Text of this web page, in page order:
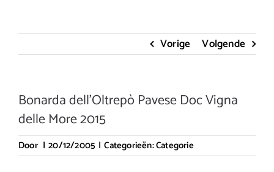
Vorige Volgende
Bonarda dell’Oltrepò Pavese Doc Vigna
delle More 2015
Door | 20/12/2005 | Categorieën:Categorie